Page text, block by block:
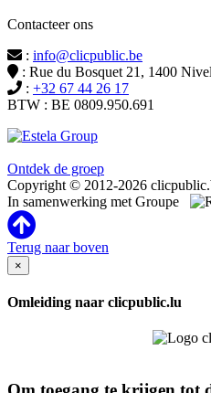
Contacteer ons
: info@clicpublic.be
: Rue du Bosquet 21, 1400
: +32 67 44 26 17
BTW : BE 0809.950.691
Ontdek de groep
Copyright © 2012-2026
In samenwerking met Groupe
Terug naar boven
×
Omleiding naar clicpublic.lu